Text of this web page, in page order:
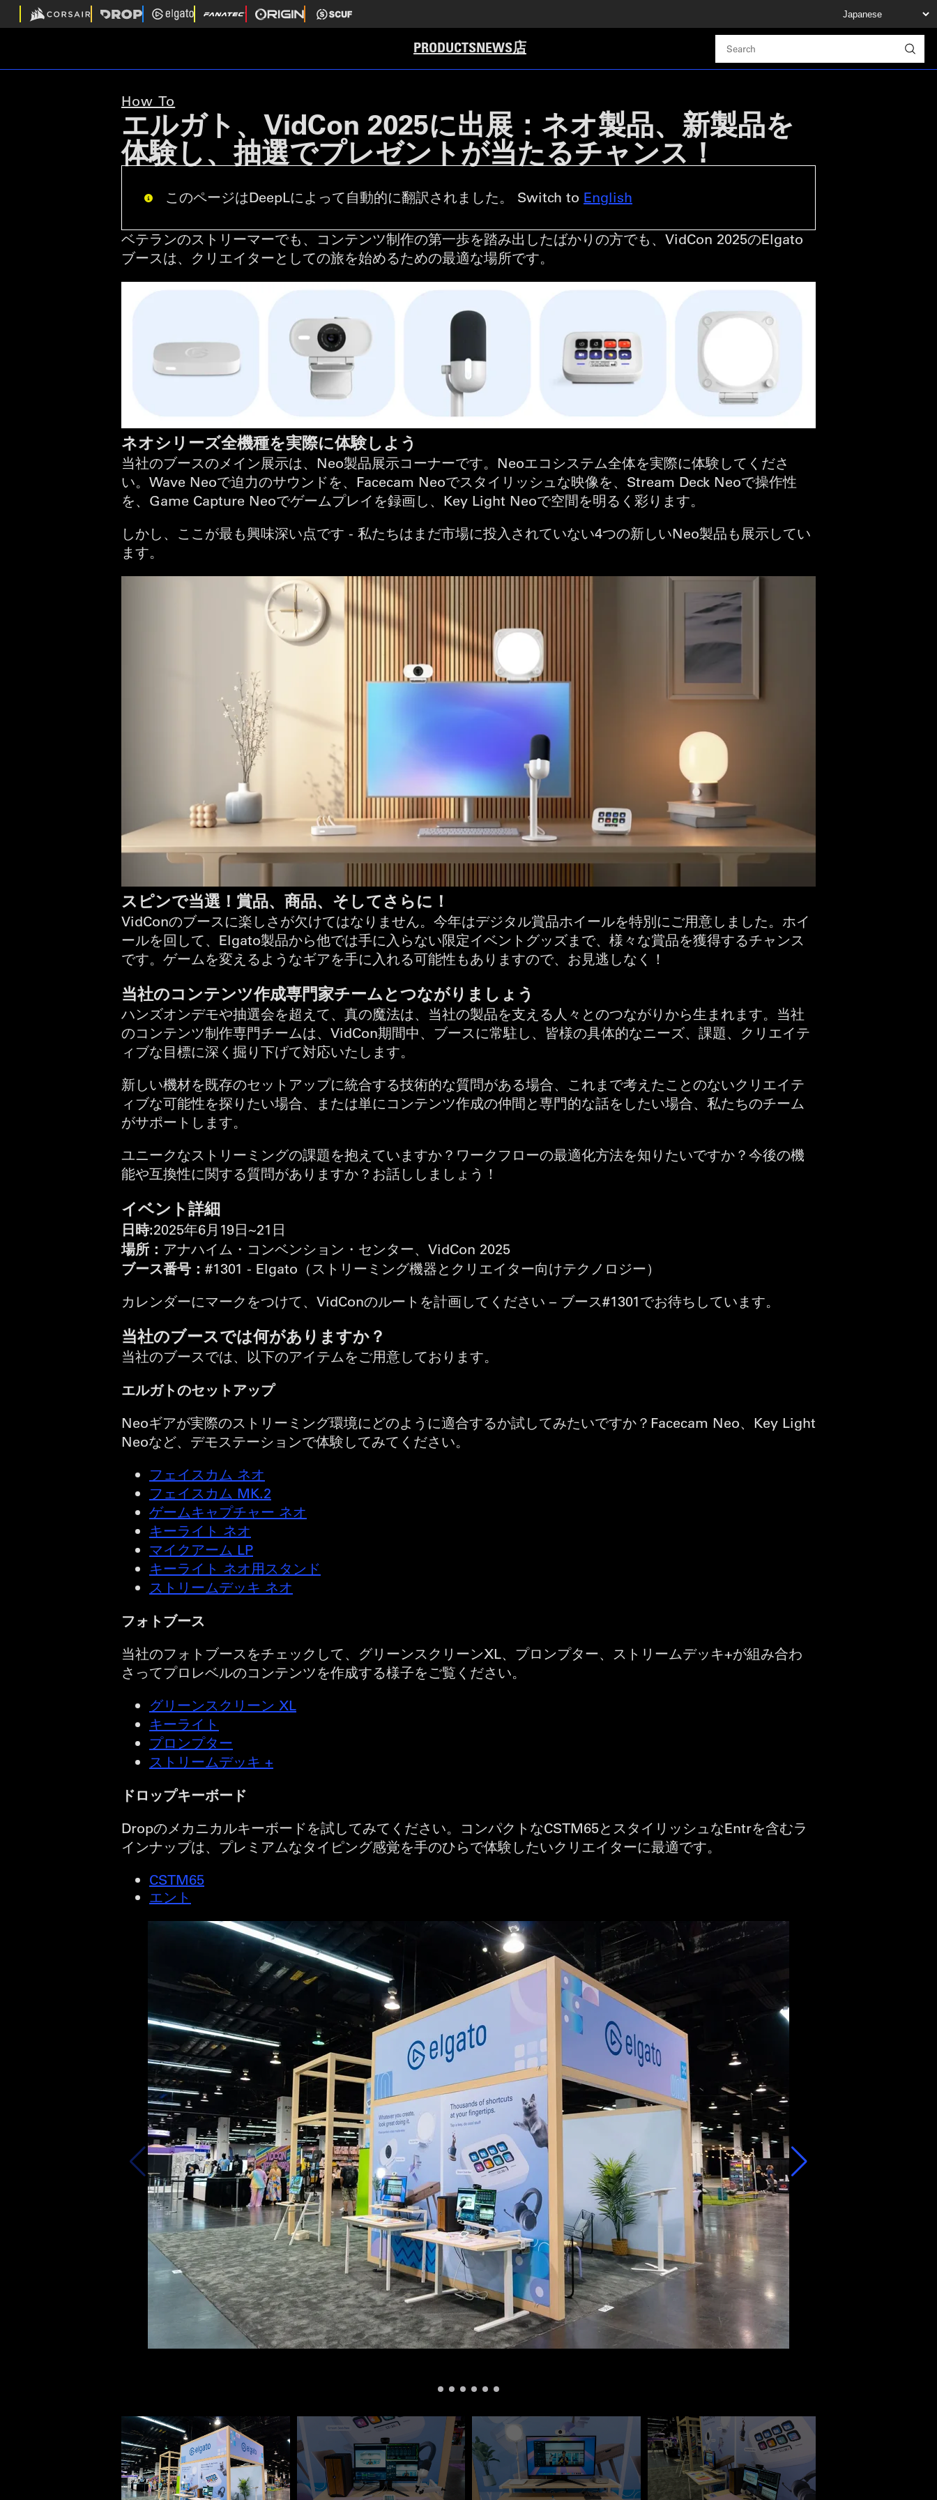
PRODUCTSNEWS店
How To
エルガト、VidCon 2025に出展：ネオ製品、新製品を
体験し、抽選でプレゼントが当たるチャンス！
このページはDeepLによって自動的に翻訳されました。 Switch to English
ベテランのストリーマーでも、コンテンツ制作の第一歩を踏み出したばかりの方でも、VidCon 2025のElgato
ブースは、クリエイターとしての旅を始めるための最適な場所です。
ネオシリーズ全機種を実際に体験しよう
当社のブースのメイン展示は、Neo製品展示コーナーです。Neoエコシステム全体を実際に体験してくださ
い。Wave Neoで迫力のサウンドを、Facecam Neoでスタイリッシュな映像を、Stream Deck Neoで操作性
を、Game Capture Neoでゲームプレイを録画し、Key Light Neoで空間を明るく彩ります。
しかし、ここが最も興味深い点です - 私たちはまだ市場に投入されていない4つの新しいNeo製品も展示してい
ます。
スピンで当選！賞品、商品、そしてさらに！
VidConのブースに楽しさが欠けてはなりません。今年はデジタル賞品ホイールを特別にご用意しました。ホイ
ールを回して、Elgato製品から他では手に入らない限定イベントグッズまで、様々な賞品を獲得するチャンス
です。ゲームを変えるようなギアを手に入れる可能性もありますので、お見逃しなく！
当社のコンテンツ作成専門家チームとつながりましょう
ハンズオンデモや抽選会を超えて、真の魔法は、当社の製品を支える人々とのつながりから生まれます。当社
のコンテンツ制作専門チームは、VidCon期間中、ブースに常駐し、皆様の具体的なニーズ、課題、クリエイテ
ィブな目標に深く掘り下げて対応いたします。
新しい機材を既存のセットアップに統合する技術的な質問がある場合、これまで考えたことのないクリエイテ
ィブな可能性を探りたい場合、または単にコンテンツ作成の仲間と専門的な話をしたい場合、私たちのチーム
がサポートします。
ユニークなストリーミングの課題を抱えていますか？ワークフローの最適化方法を知りたいですか？今後の機
能や互換性に関する質問がありますか？お話ししましょう！
イベント詳細
日時:2025年6月19日~21日
場所： アナハイム・コンベンション・センター、VidCon 2025
ブース番号： #1301 - Elgato（ストリーミング機器とクリエイター向けテクノロジー）
カレンダーにマークをつけて、VidConのルートを計画してください – ブース#1301でお待ちしています。
当社のブースでは何がありますか？
当社のブースでは、以下のアイテムをご用意しております。
エルガトのセットアップ
Neoギアが実際のストリーミング環境にどのように適合するか試してみたいですか？Facecam Neo、Key Light
Neoなど、デモステーションで体験してみてください。
フェイスカム ネオ
フェイスカム MK.2
ゲームキャプチャー ネオ
キーライト ネオ
マイクアーム LP
キーライト ネオ用スタンド
ストリームデッキ ネオ
フォトブース
当社のフォトブースをチェックして、グリーンスクリーンXL、プロンプター、ストリームデッキ+が組み合わ
さってプロレベルのコンテンツを作成する様子をご覧ください。
グリーンスクリーン XL
キーライト
プロンプター
ストリームデッキ +
ドロップキーボード
Dropのメカニカルキーボードを試してみてください。コンパクトなCSTM65とスタイリッシュなEntrを含むラ
インナップは、プレミアムなタイピング感覚を手のひらで体験したいクリエイターに最適です。
CSTM65
エント